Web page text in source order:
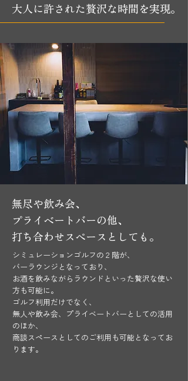
​大人に許された贅沢な時間を実現。
無尽や飲み会、
プライベートバーの他、
​打ち合わせスペースとしても。
シミュレーションゴルフの２階が、
バーラウンジとなっており、
​お酒を飲みながらラウンドといった贅沢な使い
方も可能に。
ゴルフ利用だけでなく、
無人や飲み会、プライベートバーとしての活用
のほか、
​商談スペースとしてのご利用も可能となってお
ります。